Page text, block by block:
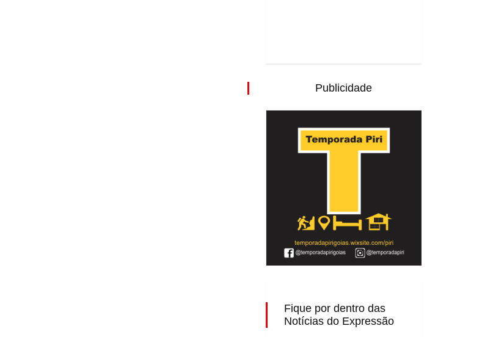
Publicidade
Fique por dentro das
Notícias do Expressão